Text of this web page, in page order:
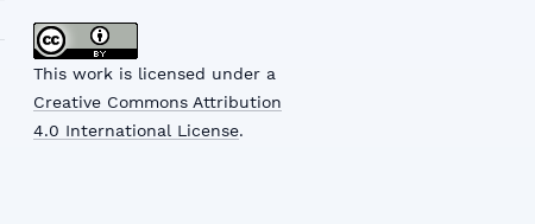
This work is licensed under a
Creative Commons Attribution
4.0 International License.